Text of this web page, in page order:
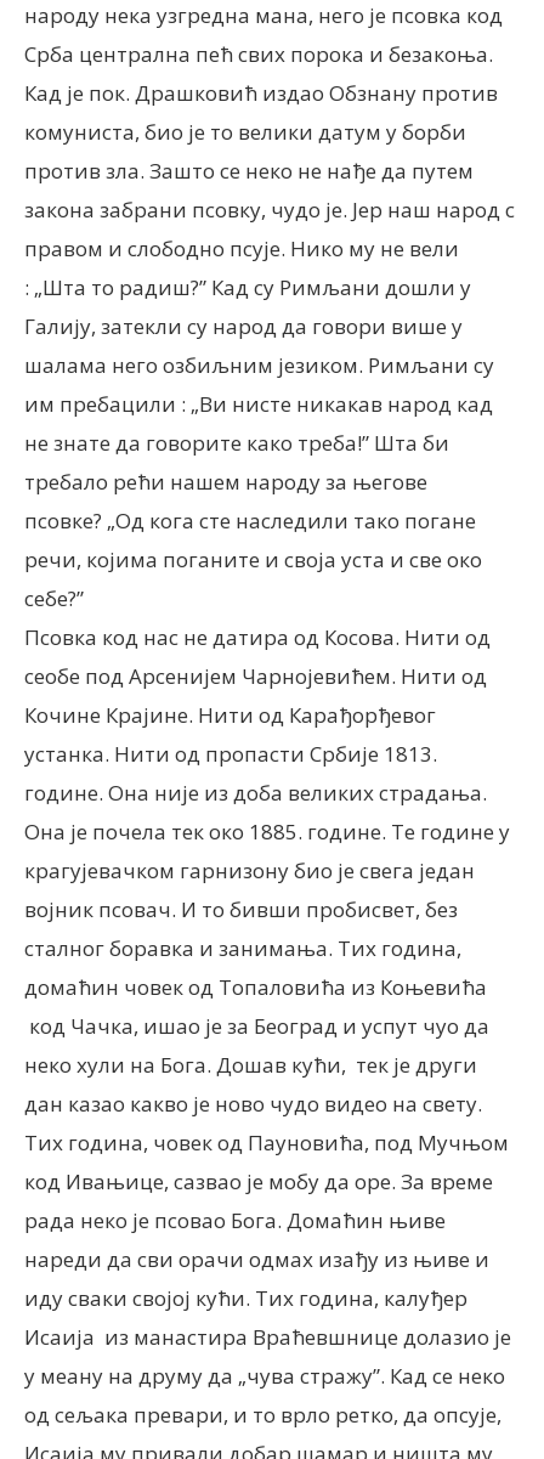
народу нека узгредна мана, него је псовка код
Срба централна пећ свих порока и безакоња.
Кад је пок. Драшковић издао Обзнану против
комуниста, био је то велики датум у борби
против зла. Зашто се неко не нађе да путем
закона забрани псовку, чудо је. Јер наш народ с
правом и слободно псује. Нико му не вели
: „Шта то радиш?” Кад су Римљани дошли у
Галију, затекли су народ да говори више у
шалама него озбиљним језиком. Римљани су
им пребацили : „Ви нисте никакав народ кад
не знате да говорите како треба!” Шта би
требало рећи нашем народу за његове
псовке? „Од кога сте наследили тако погане
речи, којима поганите и своја уста и све око
себе?”
Псовка код нас не датира од Косова. Нити од
сеобе под Арсенијем Чарнојевићем. Нити од
Кочине Крајине. Нити од Карађорђевог
устанка. Нити од пропасти Србије 1813.
године. Она није из доба великих страдања.
Она је почела тек око 1885. године. Те године у
крагујевачком гарнизону био је свега један
војник псовач. И то бивши пробисвет, без
сталног боравка и занимања. Тих година,
домаћин човек од Топаловића из Коњевића
код Чачка, ишао је за Београд и успут чуо да
неко хули на Бога. Дошав кући, тек је други
дан казао какво је ново чудо видео на свету.
Тих година, човек од Пауновића, под Мучњом
код Ивањице, сазвао је мобу да оре. За време
рада неко је псовао Бога. Домаћин њиве
нареди да сви орачи одмах изађу из њиве и
иду сваки својој кући. Тих година, калуђер
Исаија из манастира Враћевшнице долазио је
у меану на друму да „чува стражу”. Кад се неко
од сељака превари, и то врло ретко, да опсује,